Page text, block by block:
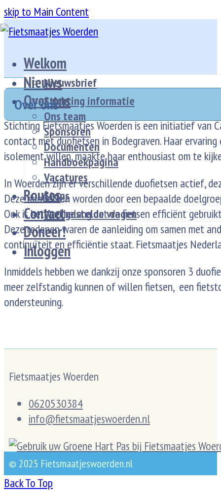
skip to Main Content
Welkom
NieuwsNieuwsbrief
Over ons
Stichting informatie
Ons team
Sponsoren
Documenten
Handboekpagina
Vacatures
Routes
Stops
ContactVeel gestelde vragen
Doneer!
Inloggen
Over ons
Stichting Fietsmaatjes Woerden is een initiatief van
contact met duofietsen in Bodegraven. Haar
isolement willen, maakte haar enthousiast om te
In Woerden zijn er verschillende duofietsen actief,
Deze duofietsen worden door een bepaalde
Ook is het van belang dat de fietsen efficiënt
Deze redenen waren de aanleiding om samen met
continuïteit en efficiëntie staat. Fietsmaatjes
Inmiddels hebben we dankzij onze sponsoren 3
meer zelfstandig kunnen of willen fietsen, een
ondersteuning.
Fietsmaatjes Woerden
0620530384
info@fietsmaatjeswoerden.nl
© 2025 Fietsmaatjeswoerden.nl
Back To Top